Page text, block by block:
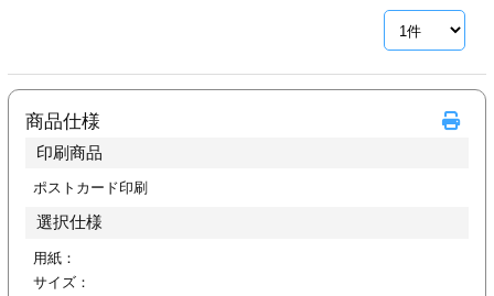
商品仕様
印刷商品
ポストカード印刷
選択仕様
用紙：
サイズ：